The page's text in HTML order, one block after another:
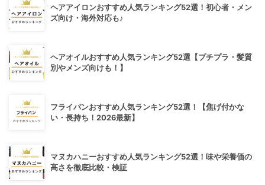
ヘアアイロンおすすめ人気ランキング52選！初心者・メン
ズ向け・海外対応も♪
ヘアオイルおすすめ人気ランキング52選【プチプラ・髪質
別やメンズ向けも！】
フライパンおすすめ人気ランキング52選！【焦げ付かな
い・長持ち！2026最新】
マヌカハニーおすすめ人気ランキング52選！味や栄養価の
高さを徹底比較・検証